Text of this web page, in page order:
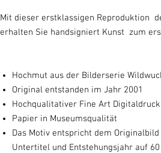
Mit dieser erstklassigen Reproduktion
erhalten Sie handsigniert Kunst zum
Hochmut aus der Bilderserie
Original entstanden im Jahr 2001
Hochqualitativer Fine Art Digitaldruck
Papier in Museumsqualität
Das Motiv entspricht dem
Untertitel und Entstehungsjahr auf